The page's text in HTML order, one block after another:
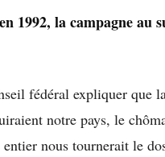
1992, la campagne au
fédéral expliquer que
notre pays, le
nous tournerait le